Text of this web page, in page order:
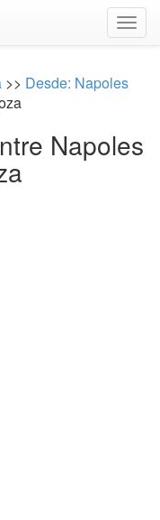
>> Desde: Napoles
Napoles